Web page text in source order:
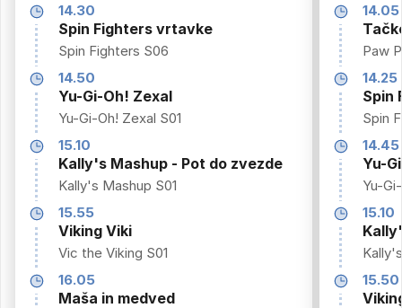
14.30
Spin Fighters vrtavke
Spin Fighters S06
14.50
Yu-Gi-Oh! Zexal
Yu-Gi-Oh! Zexal S01
15.10
Kally's Mashup - Pot do zvezde
Kally's Mashup S01
15.55
Viking Viki
Vic the Viking S01
16.05
Maša in medved
14.05
Paw
14.25
Spin
Spin
14.45
Yu-
Yu-
15.10
15.50